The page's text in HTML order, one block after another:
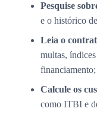
Pesquise
e o histórico
Leia o
multas,
financiamento;
Calcule os
como ITBI e